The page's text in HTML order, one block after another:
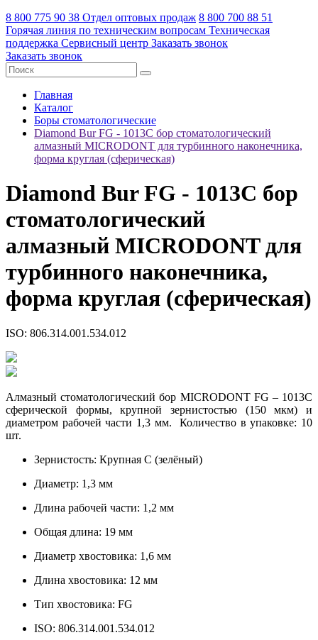
8 800 775 90 38 Отдел оптовых продаж 8 800 700 88 51
Горячая линия по техническим вопросам Техническая
поддержка Сервисный центр Заказать звонок
Заказать звонок
Главная
Каталог
Боры стоматологические
Diamond Bur FG - 1013C бор стоматологический
алмазный MICRODONT для турбинного наконечника,
форма круглая (сферическая)
Diamond Bur FG - 1013C бор
стоматологический
алмазный MICRODONT для
турбинного наконечника,
форма круглая (сферическая)
ISO: 806.314.001.534.012
Алмазный стоматологический бор MICRODONT FG – 1013C
сферической формы, крупной зернистостью (150 мкм) и
диаметром рабочей части 1,3 мм. Количество в упаковке: 10
шт.
Зернистость: Крупная C (зелёный)
Диаметр: 1,3 мм
Длина рабочей части: 1,2 мм
Общая длина: 19 мм
Диаметр хвостовика: 1,6 мм
Длина хвостовика: 12 мм
Тип хвостовика: FG
ISO: 806.314.001.534.012